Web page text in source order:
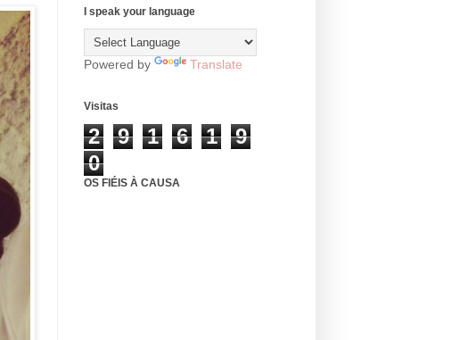
I speak your language
Powered by Translate
Visitas
2 9 1 6 1
9
0
OS FIÉIS À CAUSA